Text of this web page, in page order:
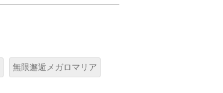
無限邂逅メガロマリア